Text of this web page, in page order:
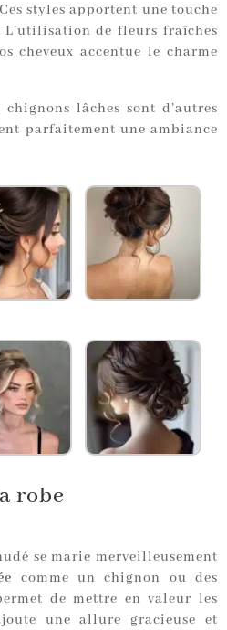
styles apportent une touche
de fleurs fraîches
cheveux accentue le charme
chignons lâches sont d’autres
parfaitement une ambiance
robe
se marie merveilleusement
comme un chignon ou des
de mettre en valeur les
une allure gracieuse et